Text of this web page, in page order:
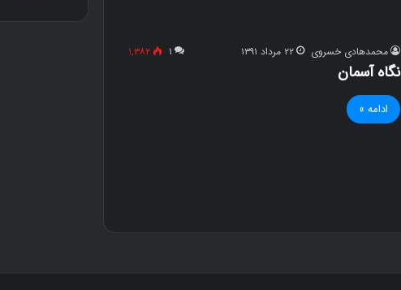
محمدهادی خسروی ۲۲ مرداد ۱۳۹۱ ۱ ۱,۳۸۲
نگاه آسمان
ادامه »